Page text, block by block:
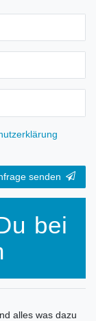
senden
bei
alles was dazu